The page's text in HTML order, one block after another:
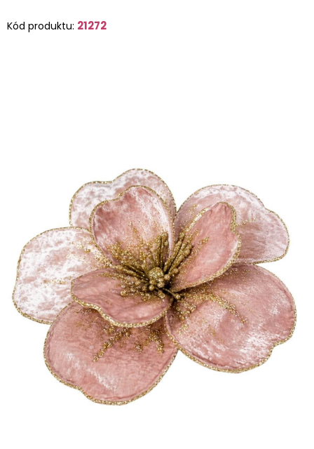
Kód produktu: 21272